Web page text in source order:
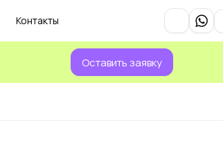
Контакты
Оставить заявку